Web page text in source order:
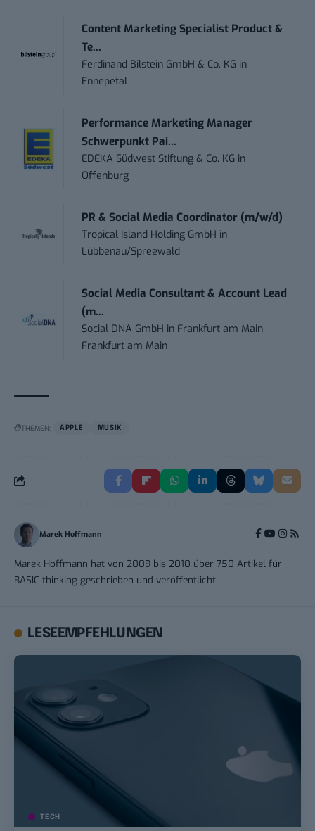
Content Marketing Specialist Product &
Te...
Ferdinand Bilstein GmbH & Co. KG in
Ennepetal
Performance Marketing Manager
Schwerpunkt Pai...
EDEKA Südwest Stiftung & Co. KG in
Offenburg
PR & Social Media Coordinator (m/w/d)
Tropical Island Holding GmbH in
Lübbenau/Spreewald
Social Media Consultant & Account Lead
(m...
Social DNA GmbH in Frankfurt am Main,
Frankfurt am Main
THEMEN: APPLE MUSIK
Marek Hoffmann
Marek Hoffmann hat von 2009 bis 2010 über 750 Artikel für
BASIC thinking geschrieben und veröffentlicht.
LESEEMPFEHLUNGEN
TECH